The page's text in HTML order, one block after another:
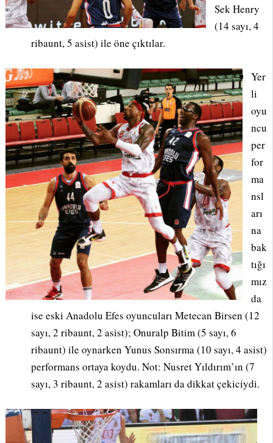
Sek Henry
(14 sayı, 4
ribaunt, 5 asist) ile öne çıktılar.
Yer
li
oyu
ncu
per
for
ma
nsl
arı
na
bak
tığı
mız
da
ise eski Anadolu Efes oyuncuları Metecan Birsen (12
sayı, 2 ribaunt, 2 asist); Onuralp Bitim (5 sayı, 6
ribaunt) ile oynarken Yunus Sonsırma (10 sayı, 4 asist)
performans ortaya koydu. Not: Nusret Yıldırım’ın (7
sayı, 3 ribaunt, 2 asist) rakamları da dikkat çekiciydi.